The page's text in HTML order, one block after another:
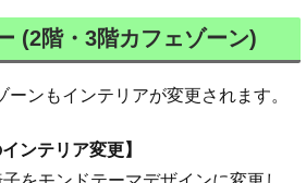
(2階・3階カフェゾーン)
ーンもインテリアが変更されます。
ンテリア変更】